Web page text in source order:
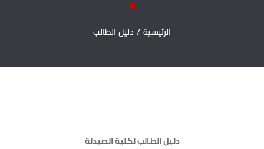
الرئيسية / دليل الطالب
دليل الطالب لكلية الصيدلة